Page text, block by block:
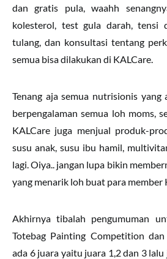
dan gratis pula, waahh
kolesterol, test gula darah, tensi
tulang, dan konsultasi tentang
semua bisa dilakukan di KALCare.
Tenang aja semua nutrisionis yang
berpengalaman semua loh moms,
KALCare juga menjual produk-
susu anak, susu ibu hamil,
lagi. Oiya.. jangan lupa bikin
yang menarik loh buat para member
Akhirnya tibalah pengumuman
Totebag Painting Competition dan
ada 6 juara yaitu juara 1,2 dan 3